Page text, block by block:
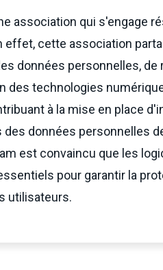
association qui s'engage
effet, cette association
données personnelles,
des technologies
à la mise en place
données personnelles
est convaincu que les
pour garantir la
utilisateurs.